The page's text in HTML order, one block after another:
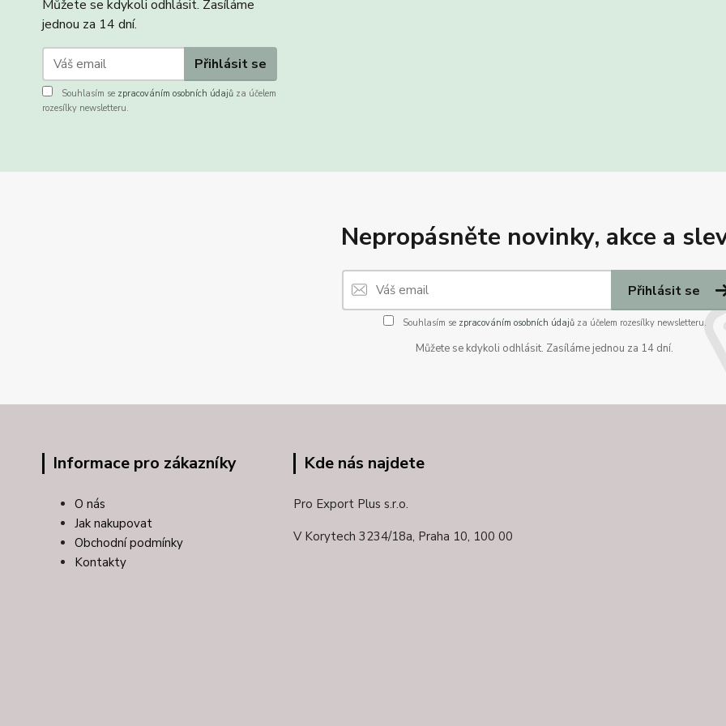
Můžete se kdykoli odhlásit. Zasíláme
jednou za 14 dní.
Přihlásit se
Souhlasím se zpracováním osobních údajů za účelem
rozesílky newsletteru.
Nepropásněte novinky, akce a
Přihlásit se
Souhlasím se zpracováním osobních údajůza účelem rozesílky newsletteru.
Můžete se kdykoli odhlásit. Zasíláme jednou za 14 dní.
Informace pro zákazníky
O nás
Jak nakupovat
Obchodní podmínky
Kontakty
Kde nás najdete
Pro Export Plus s.r.o.
V Korytech 3234/18a, Praha 10, 100 00